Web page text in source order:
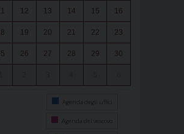
12 13 14 15 16
19 20 21 22 23
26 27 28 29 30
Agenda degli uffici
Agenda del vescovo